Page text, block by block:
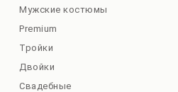
Мужские костюмы
Premium
Тройки
Двойки
Свадебные